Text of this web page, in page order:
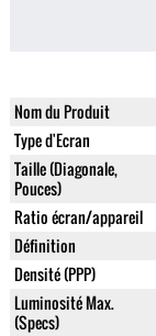
Nom du Produit
Type d'Ecran
Taille (Diagonale,
Pouces)
Ratio écran/appareil
Définition
Densité (PPP)
Luminosité Max.
(Specs)